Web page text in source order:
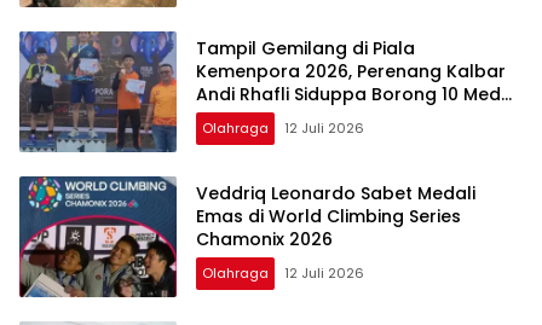
Tampil Gemilang di Piala
Kemenpora 2026, Perenang Kalbar
Andi Rhafli Siduppa Borong 10 Medali
dan Raih Gelar Perenang Terbaik
Olahraga 12 Juli 2026
Veddriq Leonardo Sabet Medali
Emas di World Climbing Series
Chamonix 2026
Olahraga 12 Juli 2026